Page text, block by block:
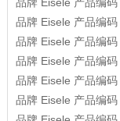
品牌 Eisele 产品编码
品牌 Eisele 产品编码
品牌 Eisele 产品编码
品牌 Eisele 产品编码
品牌 Eisele 产品编码